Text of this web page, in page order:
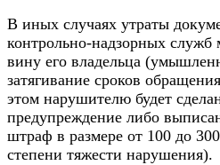
В иных случаях утраты
контрольно-надзорных служб
вину его владельца
затягивание сроков
этом нарушителю будет
предупреждение либо
штраф в размере от 100 до
степени тяжести нарушения).